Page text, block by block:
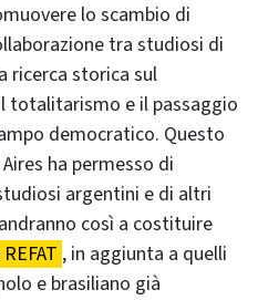
tra studiosi di
ricerca storica sul
totalitarismo e il passaggio
democratico. Questo
ha permesso di
argentini e di altri
così a costituire
, in aggiunta a quelli
e brasiliano già